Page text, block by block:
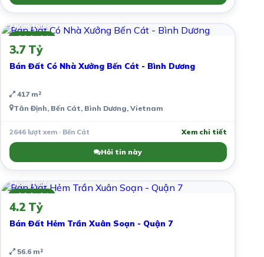
Chính chủ
7 năm trước
3.7 Tỷ
Bán Đất Có Nhà Xưởng Bến Cát - Bình Dương
417 m²
Tân Định, Bến Cát, Bình Dương, Vietnam
2646 lượt xem · Bến Cát Xem chi tiết
Hỏi tin này
Chính chủ
7 năm trước
4.2 Tỷ
Bán Đất Hẻm Trần Xuân Soạn - Quận 7
56.6 m²